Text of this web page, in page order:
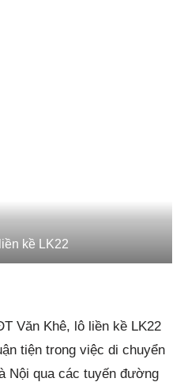
kề LK22
Văn Khê, lô liền kề LK22
tiện trong việc di chuyển
Nội qua các tuyến đường